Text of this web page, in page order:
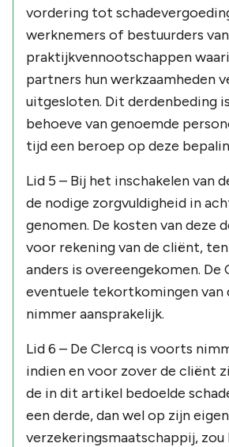
vordering tot
werknemers of bestuurders
praktijkvennootschappen
partners hun werkzaamheden
uitgesloten. Dit derdenbeding
behoeve van genoemde
tijd een beroep op deze
Lid 5 – Bij het inschakelen van
de nodige zorgvuldigheid in
genomen. De kosten van deze
voor rekening van de cliënt,
anders is overeengekomen. De
eventuele tekortkomingen van
nimmer aansprakelijk.
Lid 6 – De Clercq is voorts
indien en voor zover de cliënt
de in dit artikel bedoelde
een derde, dan wel op zijn eigen
verzekeringsmaatschappij, zou